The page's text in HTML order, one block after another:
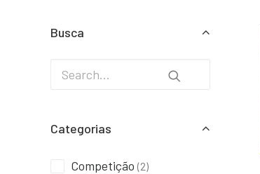
Busca
Categorias
Competição (2)